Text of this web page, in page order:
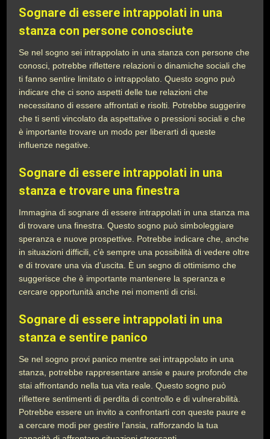
Sognare di essere intrappolati in una
stanza con persone conosciute
Se nel sogno sei intrappolato in una stanza con persone che
conosci, potrebbe riflettere relazioni o dinamiche sociali che
ti fanno sentire limitato o intrappolato. Questo sogno può
indicare che ci sono aspetti delle tue relazioni che
necessitano di essere affrontati e risolti. Potrebbe suggerire
che ti senti vincolato da aspettative o pressioni sociali e che
è importante trovare un modo per liberarti di queste
influenze negative.
Sognare di essere intrappolati in una
stanza e trovare una finestra
Immagina di sognare di essere intrappolati in una stanza ma
di trovare una finestra. Questo sogno può simboleggiare
speranza e nuove prospettive. Potrebbe indicare che, anche
in situazioni difficili, c’è sempre una possibilità di vedere oltre
e di trovare una via d’uscita. È un segno di ottimismo che
suggerisce che è importante mantenere la speranza e
cercare opportunità anche nei momenti di crisi.
Sognare di essere intrappolati in una
stanza e sentire panico
Se nel sogno provi panico mentre sei intrappolato in una
stanza, potrebbe rappresentare ansie e paure profonde che
stai affrontando nella tua vita reale. Questo sogno può
riflettere sentimenti di perdita di controllo e di vulnerabilità.
Potrebbe essere un invito a confrontarti con queste paure e
a cercare modi per gestire l’ansia, rafforzando la tua